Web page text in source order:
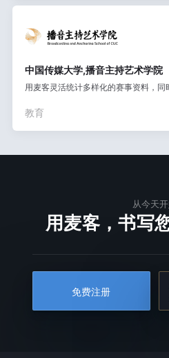
中国传媒大学,播音主持艺术学院
用麦客灵活统计多样化的赛事资料，
教育
从今天
用麦客，书写
免费注册